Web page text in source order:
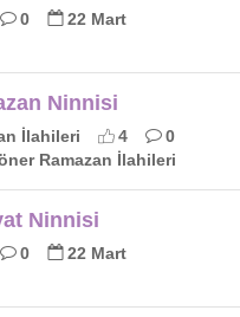
0
22 Mart
Ninnisi
İlahileri 4
0
Ramazan İlahileri
Ninnisi
0
22 Mart